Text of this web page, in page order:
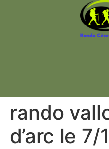
rando
d’arc le 7/